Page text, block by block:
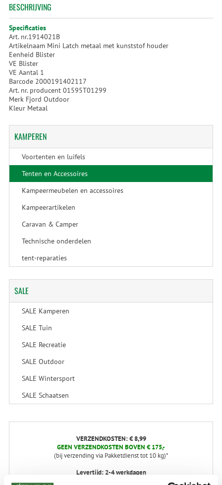
BESCHRIJVING
Specificaties
Art. nr.1914021B
Artikelnaam Mini Latch metaal met kunststof houder
Eenheid Blister
VE Blister
VE Aantal 1
Barcode 2000191402117
Art. nr. producent 01595T01299
Merk Fjord Outdoor
Kleur Metaal
KAMPEREN
Voortenten en luifels
Tenten en Accessoires
Kampeermeubelen en accessoires
Kampeerartikelen
Caravan & Camper
Technische onderdelen
tent-reparaties
SALE
SALE Kamperen
SALE Tuin
SALE Recreatie
SALE Outdoor
SALE Wintersport
SALE Schaatsen
VERZENDKOSTEN: € 8,99
GEEN VERZENDKOSTEN BOVEN € 175,-
(bij verzending via Pakketdienst tot 10 kg)*
Levertijd: 2-4 werkdagen